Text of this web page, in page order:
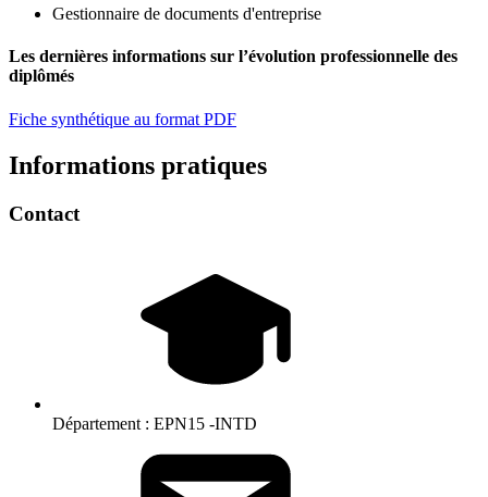
Gestionnaire de documents d'entreprise
Les dernières informations sur l’évolution professionnelle des
diplômés
Fiche synthétique au format PDF
Informations pratiques
Contact
Département : EPN15 -INTD